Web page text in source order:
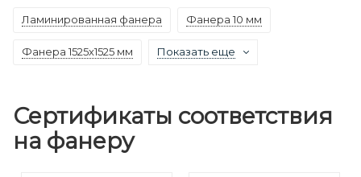
Ламинированная фанера Фанера 10 мм
Фанера 1525х1525 мм Показать еще
Сертификаты соответствия
на фанеру